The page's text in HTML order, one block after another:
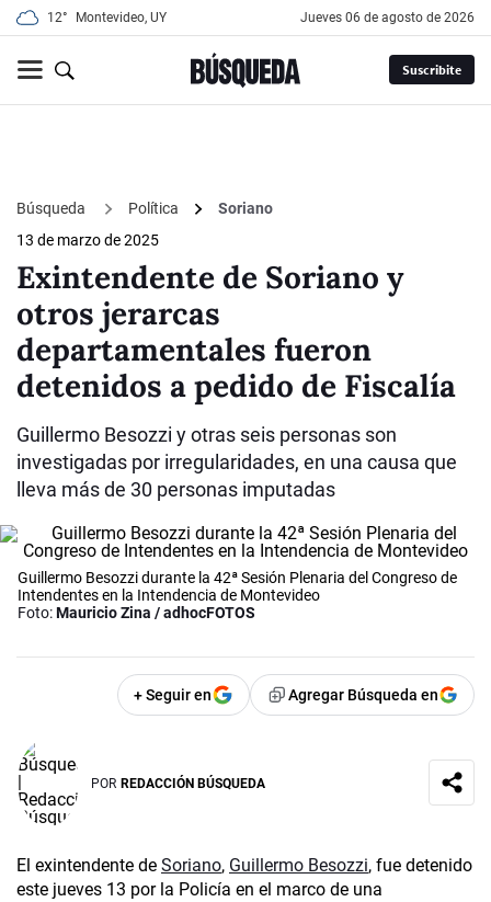
12° Montevideo, UY jueves 06 de agosto de 2026
Suscribite
Búsqueda Política
Soriano
13 de marzo de 2025
Exintendente de Soriano y
otros jerarcas
departamentales fueron
detenidos a pedido de Fiscalía
Guillermo Besozzi y otras seis personas son
investigadas por irregularidades, en una causa que
lleva más de 30 personas imputadas
Guillermo Besozzi durante la 42ª Sesión Plenaria del Congreso de
Intendentes en la Intendencia de Montevideo
Foto:Mauricio Zina / adhocFOTOS
+ Seguir en Agregar Búsqueda en
POR REDACCIÓN BÚSQUEDA
El exintendente de Soriano, Guillermo Besozzi, fue detenido
este jueves 13 por la Policía en el marco de una